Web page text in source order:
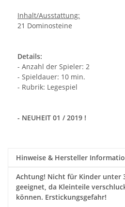
Inhalt/Ausstattung:
21 Dominosteine
Details:
- Anzahl der Spieler: 2
- Spieldauer: 10 min.
- Rubrik: Legespiel
- NEUHEIT 01 / 2019 !
Hinweise & Hersteller
Achtung! Nicht für Kinder unter
geeignet, da Kleinteile
können. Erstickungsgefahr!